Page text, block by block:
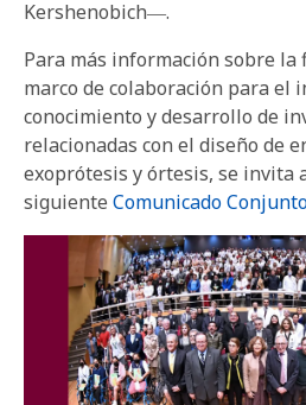
Kershenobich―.
Para más información sobre la
marco de colaboración para el
conocimiento y desarrollo de
relacionadas con el diseño de
exoprótesis y órtesis, se invita
siguiente Comunicado